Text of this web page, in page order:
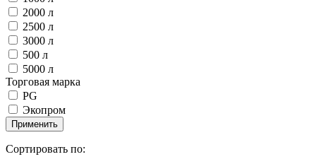
2000 л
2500 л
3000 л
500 л
5000 л
Торговая марка
PG
Экопром
Применить
Сортировать по: